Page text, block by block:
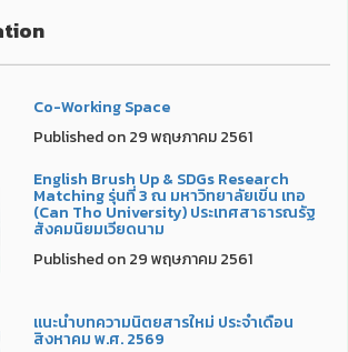
Co-Working Space
Published on 29 พฤษภาคม 2561
English Brush Up & SDGs Research
Matching รุ่นที่ 3 ณ มหาวิทยาลัยเขิ่น เทอ
(Can Tho University) ประเทศสาธารณรัฐ
สังคมนิยมเวียดนาม
Published on 29 พฤษภาคม 2561
แนะนำบทความนิตยสารใหม่ ประจำเดือน
สิงหาคม พ.ศ. 2569